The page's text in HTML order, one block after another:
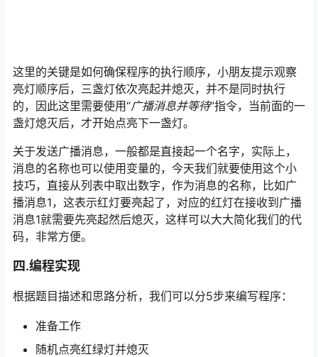
这里的关键是如何确保程序的执行顺序，小朋友提示观察
亮灯顺序后，三盏灯依次亮起并熄灭，并不是同时执行
的，因此这里需要使用“广播消息并等待”指令，当前面的一
盏灯熄灭后，才开始点亮下一盏灯。
关于发送广播消息，一般都是直接起一个名字，实际上，
消息的名称也可以使用变量的，今天我们就要使用这个小
技巧，直接从列表中取出数字，作为消息的名称，比如广
播消息1，这表示红灯要亮起了，对应的红灯在接收到广播
消息1就需要先亮起然后熄灭，这样可以大大简化我们的代
码，非常方便。
四.编程实现
根据题目描述和思路分析，我们可以分5步来编写程序：
准备工作
随机点亮红绿灯并熄灭